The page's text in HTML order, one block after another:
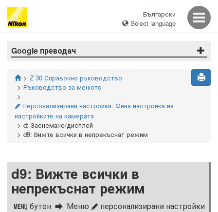
Български
Select language
Google преводач
Z 30 Справочно ръководство
Ръководство за менюто
A Персонализирани настройки: Фина настройка на
настройките на камерата
d: Заснемане/дисплей
d9: Вижте всички в непрекъснат режим
d9: Вижте всички в
непрекъснат режим
G бутон Меню A персонализирани настройки